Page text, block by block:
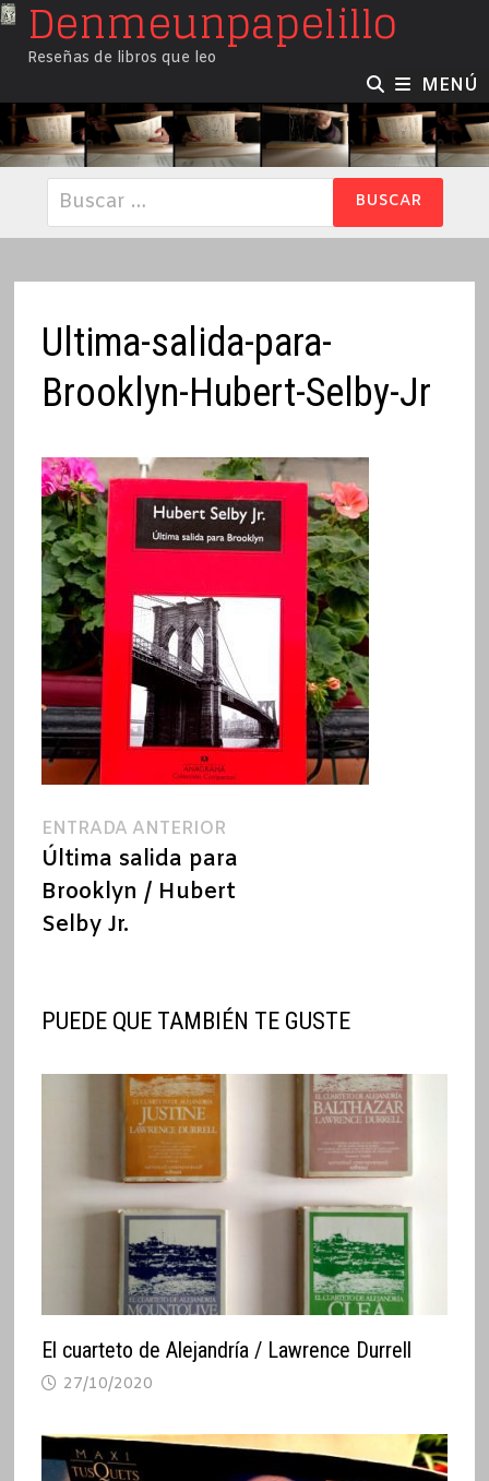
SaltarDenmeunpapelillo
Reseñas de libros que leo
MENÚ
Buscar:
Ultima-salida-para-
Brooklyn-Hubert-Selby-Jr
Navegación
de
entradas
ENTRADA ANTERIOREntrada
anterior:
Última salida para
Brooklyn / Hubert
Selby Jr.
PUEDE QUE TAMBIÉN TE GUSTE
El cuarteto de Alejandría / Lawrence Durrell
27/10/2020